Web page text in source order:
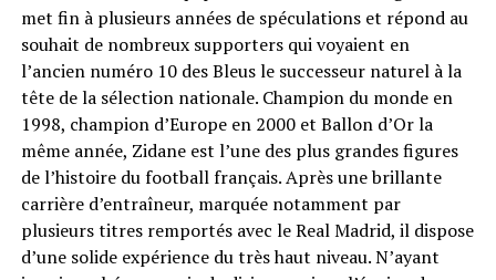
met fin à plusieurs années de spéculations et répond au
souhait de nombreux supporters qui voyaient en
l’ancien numéro 10 des Bleus le successeur naturel à la
tête de la sélection nationale. Champion du monde en
1998, champion d’Europe en 2000 et Ballon d’Or la
même année, Zidane est l’une des plus grandes figures
de l’histoire du football français. Après une brillante
carrière d’entraîneur, marquée notamment par
plusieurs titres remportés avec le Real Madrid, il dispose
d’une solide expérience du très haut niveau. N’ayant